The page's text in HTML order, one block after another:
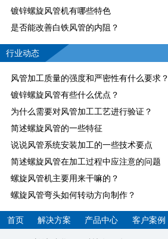
镀锌螺旋风管机有哪些特色
是否能改善白铁风管的内阻？
行业动态
风管加工质量的强度和严密性有什么要求？
镀锌螺旋风管有些什么优点？
为什么需要对风管加工工艺进行验证？
简述螺旋风管的一些特征
说说风管系统安装加工的一些技术要点
简述螺旋风管在加工过程中应注意的问题
螺旋风管机主要用来干嘛的？
螺旋风管弯头如何转动方向制作？
首页 解决方案 产品中心 客户案例